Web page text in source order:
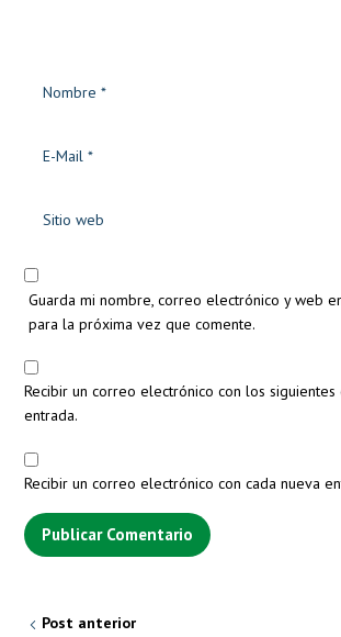
Guarda mi nombre, correo electrónico y web
para la próxima vez que comente.
Recibir un correo electrónico con los siguientes
entrada.
Recibir un correo electrónico con cada nueva
Post anterior